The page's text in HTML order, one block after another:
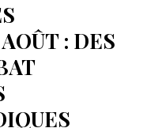
: DES